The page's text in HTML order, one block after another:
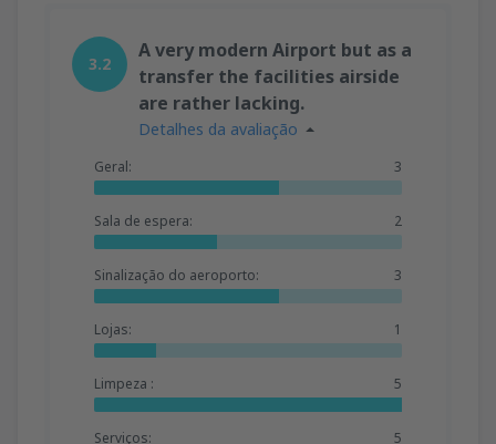
3.2
A very modern Airport but as a
transfer the facilities airside
are rather lacking.
Detalhes da avaliação
Geral: 3
Sala de espera: 2
Sinalização do aeroporto: 3
Lojas: 1
Limpeza : 5
Serviços: 5